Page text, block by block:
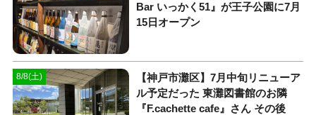
Bar いっかく51』が王子公園に7月
15日オープン
8/8(土)
【神戸市灘区】7月中旬リニューア
ル予定だった 東灘図書館のお隣
『F.cachette cafe』さん その後